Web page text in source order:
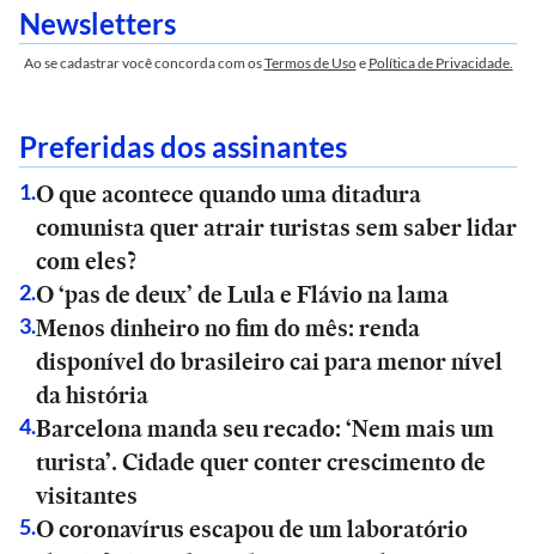
Newsletters
Ao se cadastrar você concorda com osTermos de Usoe Política de Privacidade.
Preferidas dos assinantes
1.O que acontece quando uma ditadura
comunista quer atrair turistas sem saber lidar
com eles?
2.O ‘pas de deux’ de Lula e Flávio na lama
3.Menos dinheiro no fim do mês: renda
disponível do brasileiro cai para menor nível
da história
4.Barcelona manda seu recado: ‘Nem mais um
turista’. Cidade quer conter crescimento de
visitantes
5.O coronavírus escapou de um laboratório